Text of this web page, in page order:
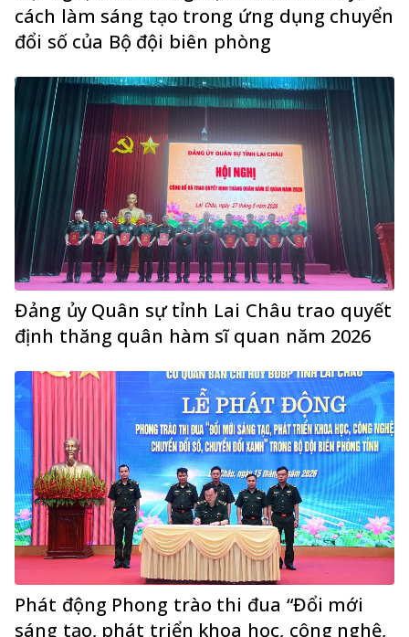
cách làm sáng tạo trong ứng dụng chuyển
đổi số của Bộ đội biên phòng
Đảng ủy Quân sự tỉnh Lai Châu trao quyết
định thăng quân hàm sĩ quan năm 2026
Phát động Phong trào thi đua “Đổi mới
sáng tạo, phát triển khoa học, công nghệ,